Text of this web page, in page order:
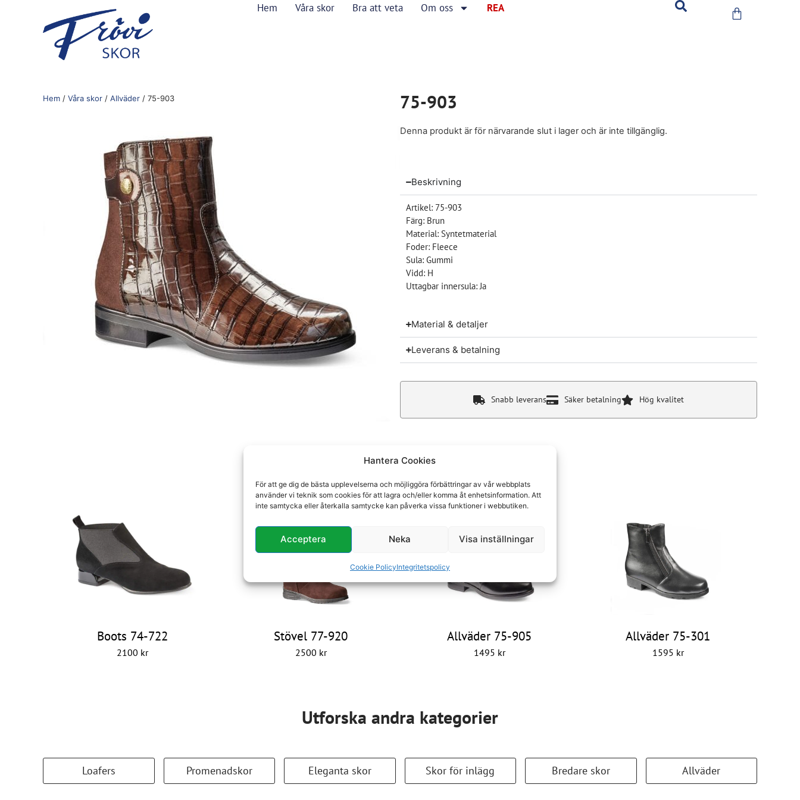
Hantera Cookies
För att ge dig de bästa upplevelserna och möjliggöra förbättringar av vår webbplats
använder vi teknik som cookies för att lagra och/eller komma åt enhetsinformation. Att
inte samtycka eller återkalla samtycke kan påverka vissa funktioner i webbutiken.
Acceptera Neka Visa inställningar
Cookie PolicyIntegritetspolicy
Hem Våra skor Bra att veta Om oss REA
Hem / Våra skor / Allväder / 75-903 75-903
Denna produkt är för närvarande slut i lager och är inte tillgänglig.
Beskrivning
Artikel: 75-903
Färg: Brun
Material: Syntetmaterial
Foder: Fleece
Sula: Gummi
Vidd: H
Uttagbar innersula: Ja
Material & detaljer
Leverans & betalning
Snabb leverans Säker betalning Hög kvalitet
Du kanske även gillar
Allväder 75-301
1595 kr
Allväder 75-905
1495 kr
Stövel 77-920
2500 kr
Boots 74-722
2100 kr
Utforska andra kategorier
Loafers Promenadskor Eleganta skor Skor för inlägg Bredare skor Allväder